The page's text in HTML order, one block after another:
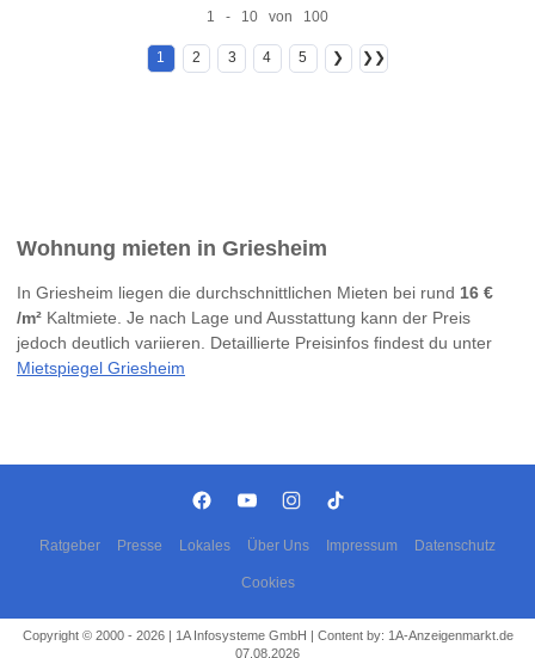
1 - 10 von 100
1 2 3 4 5 ❯ ❯❯
Wohnung mieten in Griesheim
In Griesheim liegen die durchschnittlichen Mieten bei rund 16 €
/m² Kaltmiete. Je nach Lage und Ausstattung kann der Preis
jedoch deutlich variieren. Detaillierte Preisinfos findest du unter
Mietspiegel Griesheim
Ratgeber Presse Lokales Über Uns Impressum Datenschutz
Cookies
Copyright © 2000 - 2026 | 1A Infosysteme GmbH | Content by: 1A-Anzeigenmarkt.de
07.08.2026